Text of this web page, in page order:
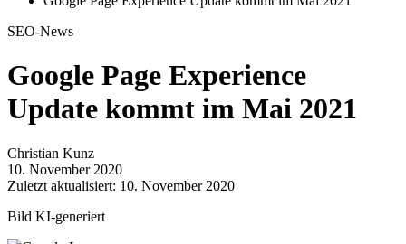
SEO-News
Google Page Experience
Update kommt im Mai 2021
Christian Kunz
10. November 2020
Zuletzt aktualisiert: 10. November 2020
Bild KI-generiert